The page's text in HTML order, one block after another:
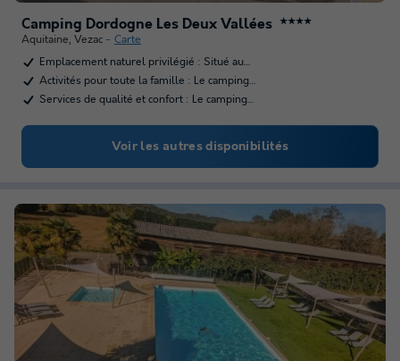
Camping Dordogne Les Deux Vallées ★★★★
Aquitaine, Vezac
Carte
Emplacement naturel privilégié : Situé au…
Activités pour toute la famille : Le camping…
Services de qualité et confort : Le camping…
Voir les autres disponibilités